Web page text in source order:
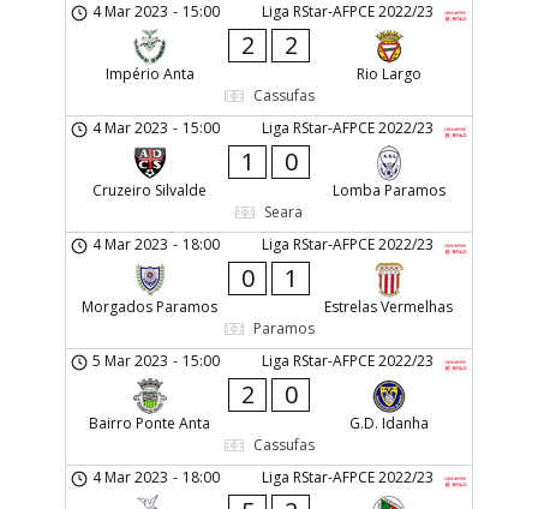
Liga RStar-AFPCE 2022/23
4 Mar 2023 - 15:00
Império Anta
2 2
Rio Largo
Cassufas
Liga RStar-AFPCE 2022/23
4 Mar 2023 - 15:00
Cruzeiro Silvalde
1 0
Lomba Paramos
Seara
Liga RStar-AFPCE 2022/23
4 Mar 2023 - 18:00
Morgados Paramos
0 1
Estrelas Vermelhas
Paramos
Liga RStar-AFPCE 2022/23
5 Mar 2023 - 15:00
Bairro Ponte Anta
2 0
G.D. Idanha
Cassufas
Liga RStar-AFPCE 2022/23
4 Mar 2023 - 18:00